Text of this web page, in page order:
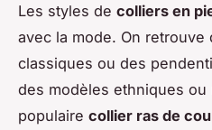
Les styles de colliers en
avec la mode. On
classiques ou des
des modèles ethniques
populaire collier ras de